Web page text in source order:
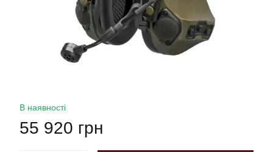
В наявності
55 920 грн